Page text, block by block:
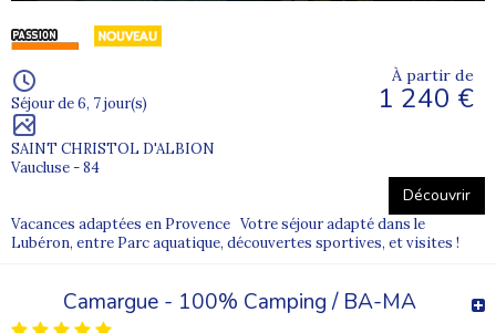
Séjour de 6, 7 jour(s)
SAINT CHRISTOL D'ALBION
Vaucluse - 84
À partir de
1 240 €
Découvrir
Vacances adaptées en Provence Votre séjour adapté dans le
Lubéron, entre Parc aquatique, découvertes sportives, et visites !
Camargue - 100% Camping / BA-MA